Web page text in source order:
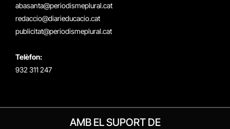
abasanta@periodismeplural.cat
redaccio@diarieducacio.cat
publicitat@periodismeplural.cat
Telèfon:
932 311 247
AMB EL SUPORT DE